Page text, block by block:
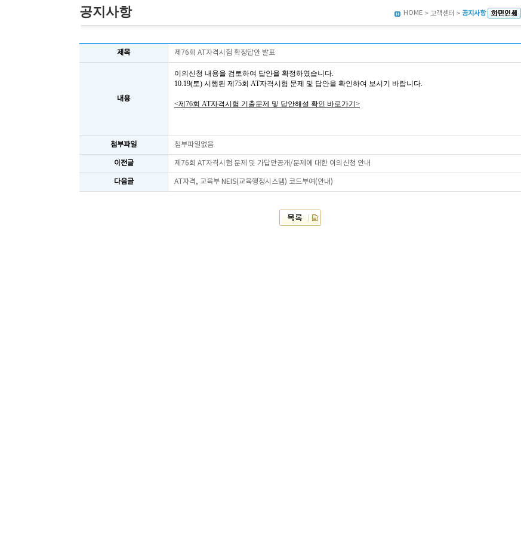
공지사항 HOME > 고객센터 > 공지사항
제목 제76회 AT자격시험 확정답안 발표
내용
이의신청 내용을 검토하여 답안을 확정하였습니다.
10.19(토) 시행된 제75회 AT자격시험 문제 및 답안을 확인하여 보시기 바랍니다.
<제76회 AT자격시험 기출문제 및 답안해설 확인 바로가기>
첨부파일 첨부파일없음
이전글 제76회 AT자격시험 문제 및 가답안공개/문제에 대한 이의신청 안내
다음글 AT자격, 교육부 NEIS(교육행정시스템) 코드부여(안내)